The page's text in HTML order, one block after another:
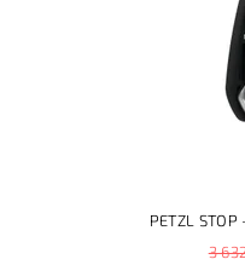
PETZL STOP
3